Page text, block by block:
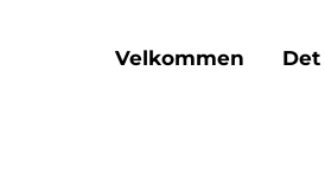
Velkommen Det